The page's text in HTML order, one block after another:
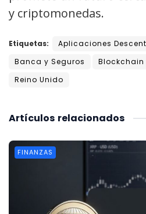
y criptomonedas.
Etiquetas:
Aplicaciones
Banca y Seguros
Blockchain
Reino Unido
relacionados
Artículos
FINANZAS